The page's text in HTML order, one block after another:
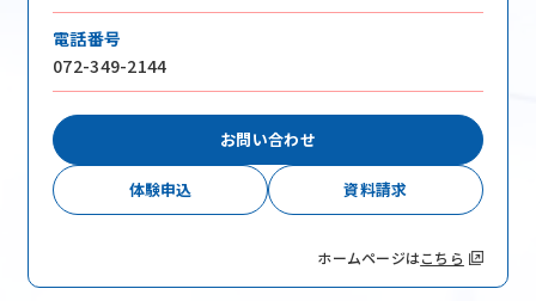
電話番号
072-349-2144
お問い合わせ
体験申込 資料請求
ホームページはこちら